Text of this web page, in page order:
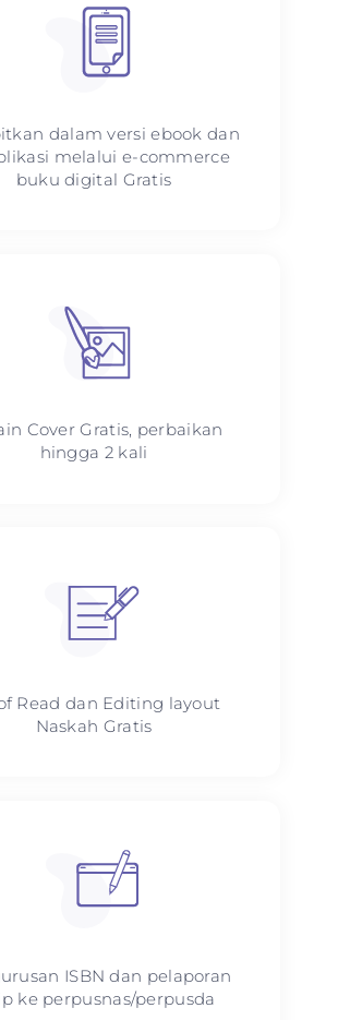
dalam versi ebook dan
melalui e-commerce
buku digital Gratis
Cover Gratis, perbaikan
hingga 2 kali
Read dan Editing layout
Naskah Gratis
ISBN dan pelaporan
ke perpusnas/perpusda